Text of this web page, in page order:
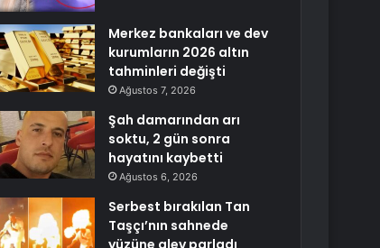
Merkez bankaları ve dev
kurumların 2026 altın
tahminleri değişti
Ağustos 7, 2026
Şah damarından arı
soktu, 2 gün sonra
hayatını kaybetti
Ağustos 6, 2026
Serbest bırakılan Tan
Taşçı’nın sahnede
yüzüne alev parladı